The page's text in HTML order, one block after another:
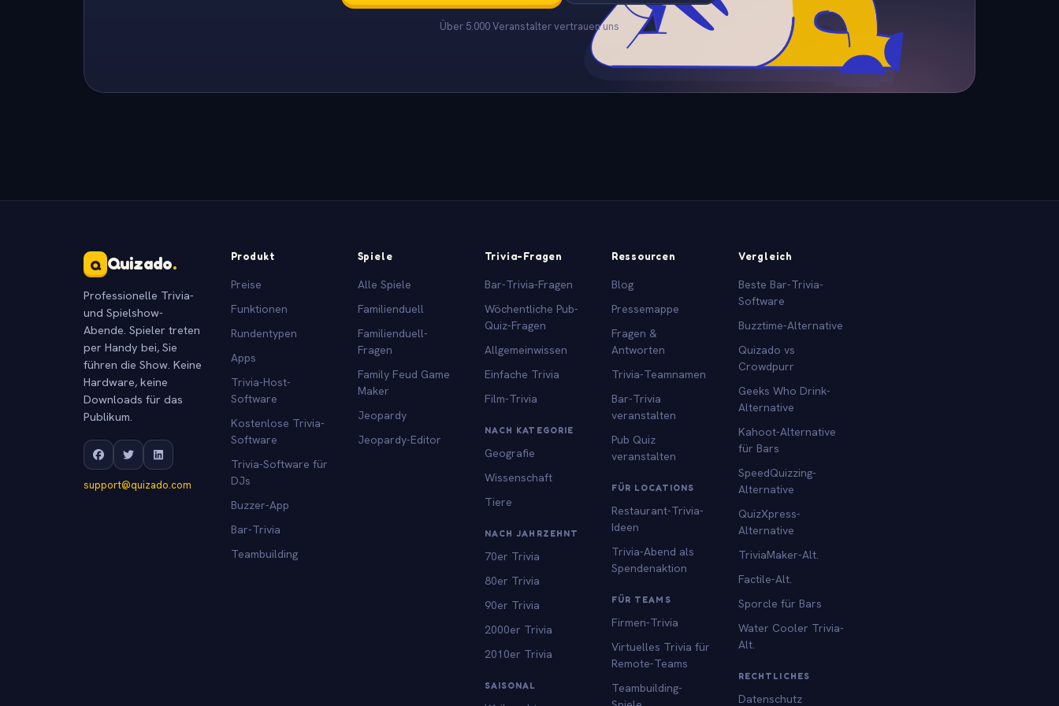
Über 5.000 Veranstalter vertrauen uns
Q Quizado.
Professionelle Trivia-
und Spielshow-
Abende. Spieler treten
per Handy bei, Sie
führen die Show. Keine
Hardware, keine
Downloads für das
Publikum.
support@quizado.com
Produkt
Preise
Funktionen
Rundentypen
Apps
Trivia-Host-
Software
Kostenlose Trivia-
Software
Trivia-Software für
DJs
Buzzer-App
Bar-Trivia
Teambuilding
Spiele
Alle Spiele
Familienduell
Familienduell-
Fragen
Family Feud Game
Maker
Jeopardy
Jeopardy-Editor
Trivia-Fragen
Bar-Trivia-Fragen
Wöchentliche Pub-
Quiz-Fragen
Allgemeinwissen
Einfache Trivia
Film-Trivia
NACH KATEGORIE
Geografie
Wissenschaft
Tiere
NACH JAHRZEHNT
70er Trivia
80er Trivia
90er Trivia
2000er Trivia
2010er Trivia
SAISONAL
Ressourcen
Blog
Pressemappe
Fragen &
Antworten
Trivia-Teamnamen
Bar-Trivia
veranstalten
Pub Quiz
veranstalten
FÜR LOCATIONS
Restaurant-Trivia-
Ideen
Trivia-Abend als
Spendenaktion
FÜR TEAMS
Firmen-Trivia
Virtuelles Trivia für
Remote-Teams
Teambuilding-
Vergleich
Beste Bar-Trivia-
Software
Buzztime-Alternative
Quizado vs
Crowdpurr
Geeks Who Drink-
Alternative
Kahoot-Alternative
für Bars
SpeedQuizzing-
Alternative
QuizXpress-
Alternative
TriviaMaker-Alt.
Factile-Alt.
Sporcle für Bars
Water Cooler Trivia-
Alt.
RECHTLICHES
Datenschutz